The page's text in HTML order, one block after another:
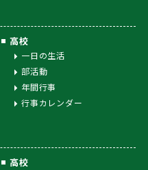
高校
一日の生活
部活動
年間行事
行事カレンダー
高校